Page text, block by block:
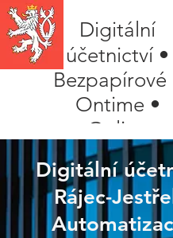
Digitální
účetnictví •
Bezpapírové
Ontime •
Online
Digitální
Rájec-